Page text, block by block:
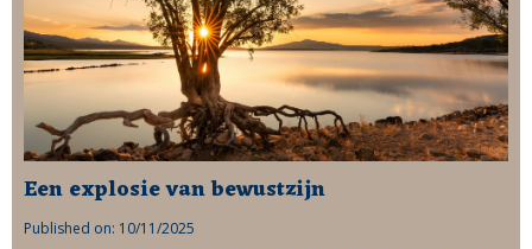
Een explosie van bewustzijn
Published on: 10/11/2025